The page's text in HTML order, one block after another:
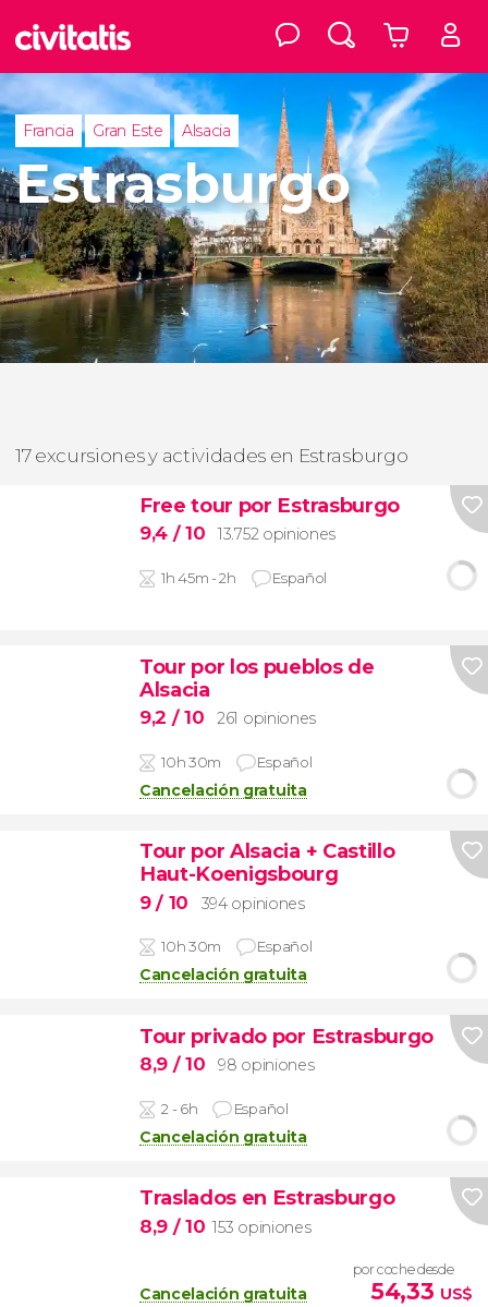
Francia Gran Este Alsacia
Estrasburgo
17 excursiones y actividades en Estrasburgo
Free tour por Estrasburgo
9,4 / 10 13.752 opiniones
1h 45m - 2h Español
Tour por los pueblos de
Alsacia
9,2 / 10 261 opiniones
10h 30m Español
Cancelación gratuita
Tour por Alsacia + Castillo
Haut-Koenigsbourg
9/ 10 394 opiniones
10h 30m Español
Cancelación gratuita
Tour privado por Estrasburgo
8,9 / 10 98 opiniones
2 - 6h Español
Cancelación gratuita
Traslados en Estrasburgo
8,9 / 10 153 opiniones
Cancelación gratuita
por coche desde
54,33 US$